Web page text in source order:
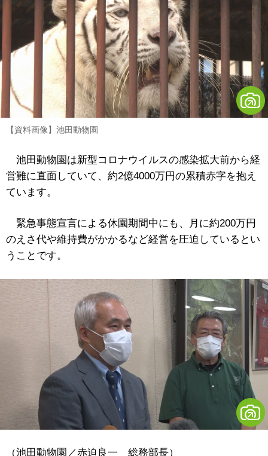
【資料画像】池田動物園
池田動物園は新型コロナウイルスの感染拡大前から経
営難に直面していて、約2億4000万円の累積赤字を抱え
ています。
緊急事態宣言による休園期間中にも、月に約200万円
のえさ代や維持費がかかるなど経営を圧迫しているとい
うことです。
（池田動物園／赤迫良一 総務部長）